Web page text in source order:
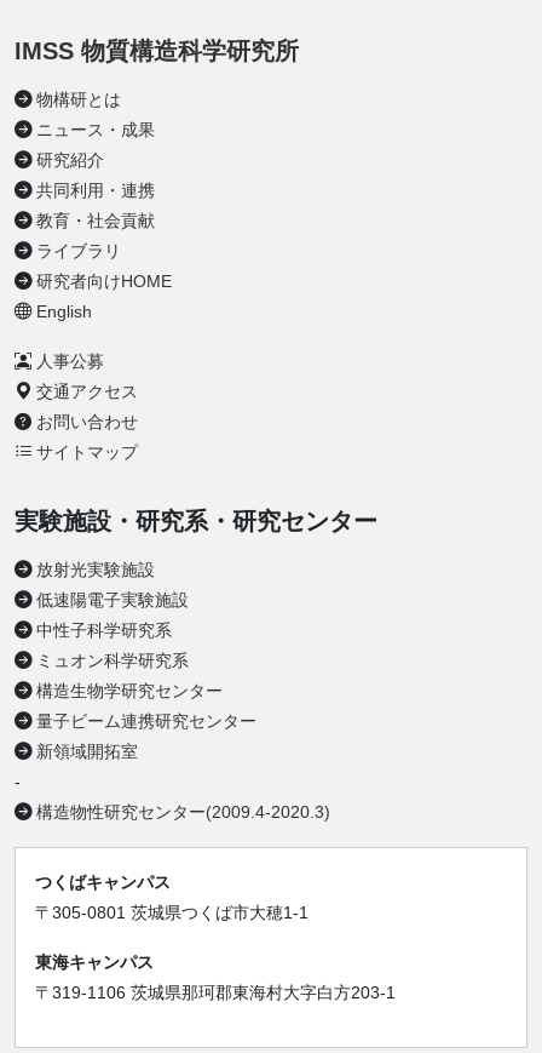
IMSS 物質構造科学研究所
物構研とは
ニュース・成果
研究紹介
共同利用・連携
教育・社会貢献
ライブラリ
研究者向けHOME
English
人事公募
交通アクセス
お問い合わせ
サイトマップ
実験施設・研究系・研究センター
放射光実験施設
低速陽電子実験施設
中性子科学研究系
ミュオン科学研究系
構造生物学研究センター
量子ビーム連携研究センター
新領域開拓室
-
構造物性研究センター(2009.4-2020.3)
つくばキャンパス
〒305-0801 茨城県つくば市大穂1-1
東海キャンパス
〒319-1106 茨城県那珂郡東海村大字白方203-1